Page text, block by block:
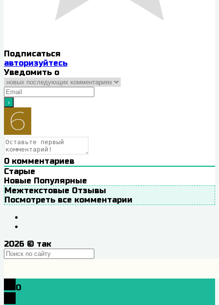
Подписаться
авторизуйтесь
Уведомить о
0 комментариев
Старые
Новые Популярные
Межтекстовые Отзывы
Посмотреть все комментарии
2026 © так
0